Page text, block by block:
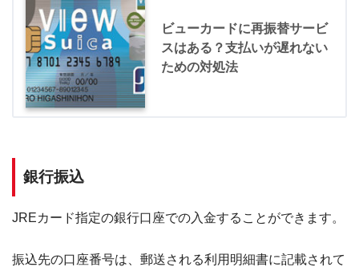
ビューカードに再振替サービ
スはある？支払いが遅れない
ための対処法
銀行振込
JREカード指定の銀行口座での入金することができます。
振込先の口座番号は、郵送される利用明細書に記載されて